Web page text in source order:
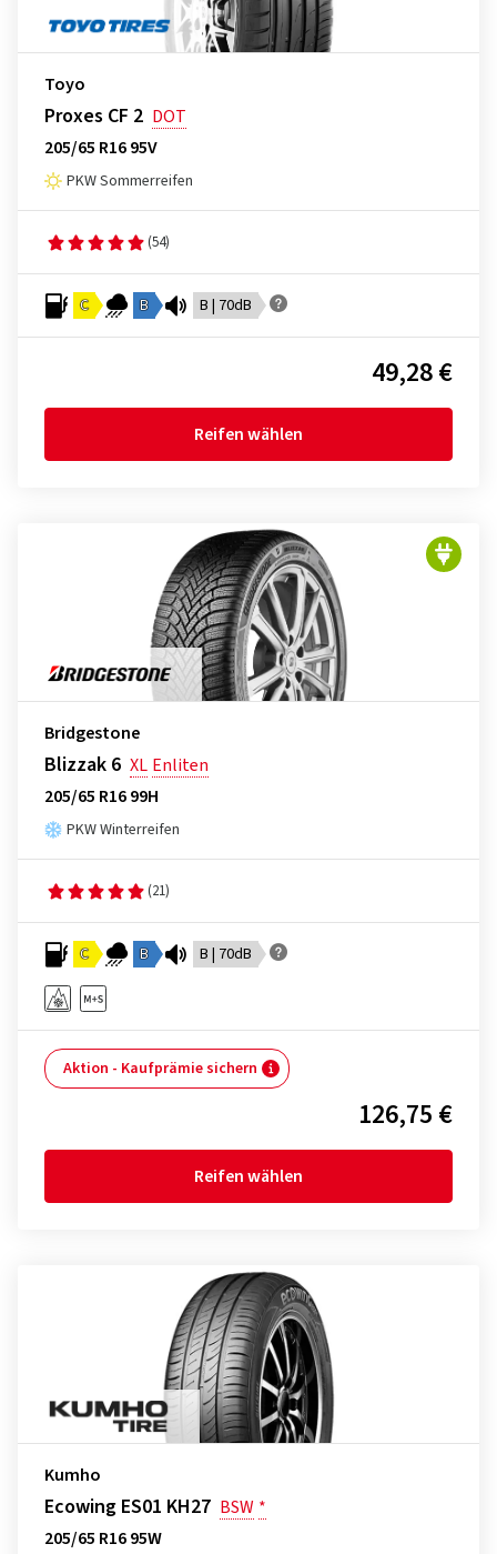
Toyo
Proxes CF 2 DOT
205/65 R16 95V
PKW Sommerreifen
(54)
C B B | 70dB
49,28 €
Reifen wählen
Bridgestone
Blizzak 6 XL Enliten
205/65 R16 99H
PKW Winterreifen
(21)
C B B | 70dB
Aktion - Kaufprämie sichern
126,75 €
Reifen wählen
Kumho
Ecowing ES01 KH27 BSW *
205/65 R16 95W